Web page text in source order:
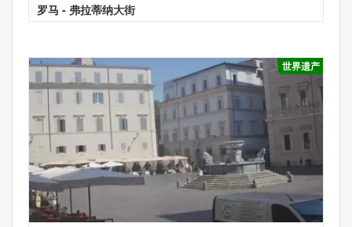
罗马 - 弗拉蒂纳大街
世界遗产